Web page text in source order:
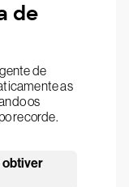
de
de
as
os
recorde.
obtiver